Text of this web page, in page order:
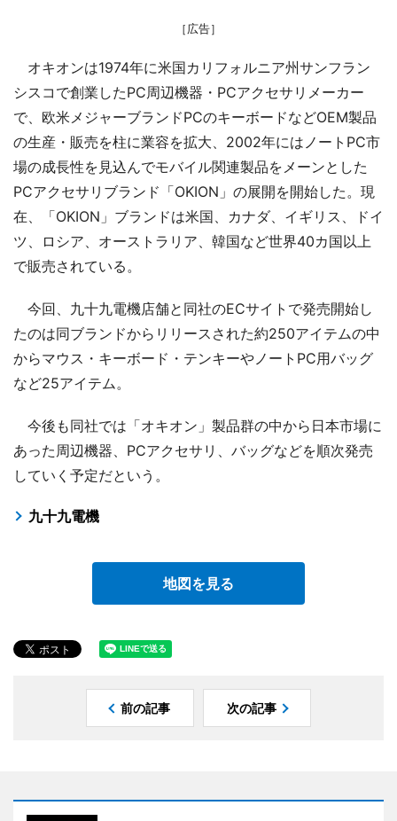
［広告］
オキオンは1974年に米国カリフォルニア州サンフラン
シスコで創業したPC周辺機器・PCアクセサリメーカー
で、欧米メジャーブランドPCのキーボードなどOEM製品
の生産・販売を柱に業容を拡大、2002年にはノートPC市
場の成長性を見込んでモバイル関連製品をメーンとした
PCアクセサリブランド「OKION」の展開を開始した。現
在、「OKION」ブランドは米国、カナダ、イギリス、ドイ
ツ、ロシア、オーストラリア、韓国など世界40カ国以上
で販売されている。
今回、九十九電機店舗と同社のECサイトで発売開始し
たのは同ブランドからリリースされた約250アイテムの中
からマウス・キーボード・テンキーやノートPC用バッグ
など25アイテム。
今後も同社では「オキオン」製品群の中から日本市場に
あった周辺機器、PCアクセサリ、バッグなどを順次発売
していく予定だという。
九十九電機
地図を見る
前の記事 次の記事